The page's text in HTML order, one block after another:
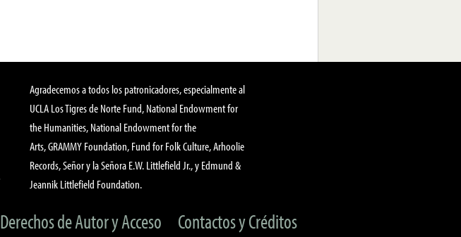
Agradecemos a todos los patronicadores, especialmente al
UCLA Los Tigres de Norte Fund, National Endowment for
the Humanities, National Endowment for the
Arts, GRAMMY Foundation, Fund for Folk Culture, Arhoolie
Records, Señor y la Señora E.W. Littlefield Jr., y Edmund &
Jeannik Littlefield Foundation.
Derechos de Autor y Acceso Contactos y Créditos